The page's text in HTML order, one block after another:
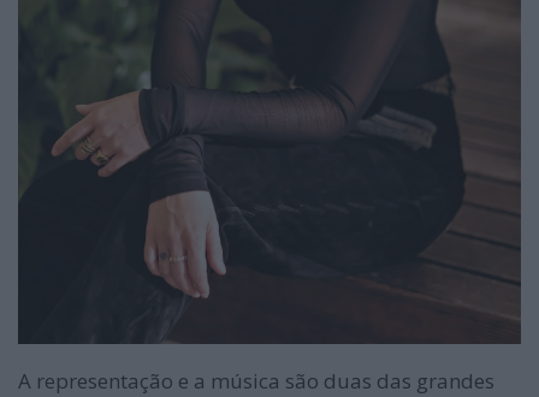
A representação e a música são duas das grandes